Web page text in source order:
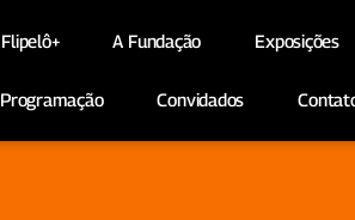
Flipelô+ A Fundação Exposições
Programação Convidados